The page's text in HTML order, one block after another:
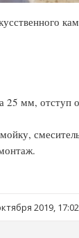
25 мм, отступ
2019, 17:02